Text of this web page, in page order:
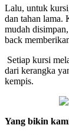
Lalu, untuk
dan tahan lama.
mudah
back
Setiap kursi
dari kerangka
kempis.
Yang bikin